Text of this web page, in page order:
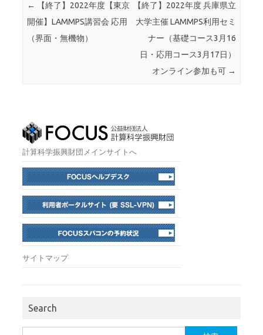
投稿ナビゲーション
←
【終了】2022年度【東京
開催】LAMMPS講習会 応用
（界面・無機物）
【終了】2022年度 兵庫県立
大学主催 LAMMPS利用セミ
ナー（基礎コース3月16
日・応用コース3月17日）
オンライン参加も可 →
計算科学振興財団メインサイトへ
サイトマップ
Search